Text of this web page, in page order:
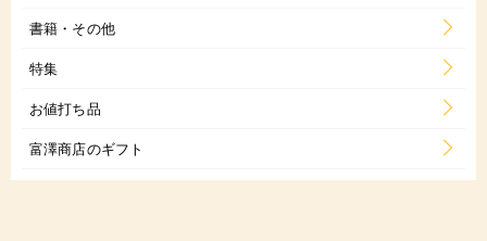
書籍・その他
特集
お値打ち品
富澤商店のギフト